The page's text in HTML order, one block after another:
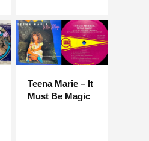
Teena Marie – It
Must Be Magic